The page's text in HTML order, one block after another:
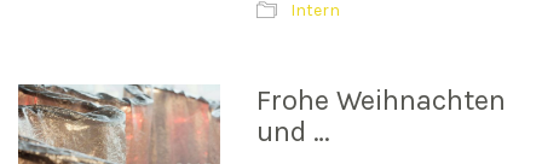
Intern
Frohe Weihnachten
und …